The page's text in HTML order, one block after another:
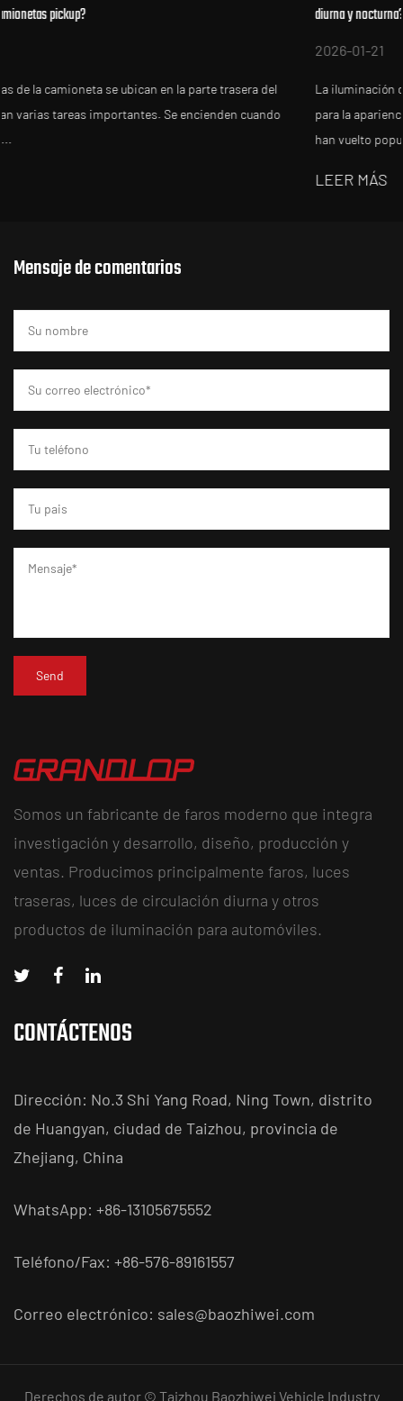
del
diurna y nocturna?
La iluminación del vehículo es crucial tanto para la seguridad
para la apariencia del vehículo. Las luces traseras LED
Mensaje de comentarios
Somos un fabricante de faros moderno que integra
investigación y desarrollo, diseño, producción y
ventas. Producimos principalmente faros, luces
traseras, luces de circulación diurna y otros
productos de iluminación para automóviles.
CONTÁCTENOS
Dirección: No.3 Shi Yang Road, Ning Town, distrito
de Huangyan, ciudad de Taizhou, provincia de
Zhejiang, China
WhatsApp: +86-13105675552
Teléfono/Fax: +86-576-89161557
Correo electrónico: sales@baozhiwei.com
Derechos de autor © Taizhou Baozhiwei Vehicle Industry